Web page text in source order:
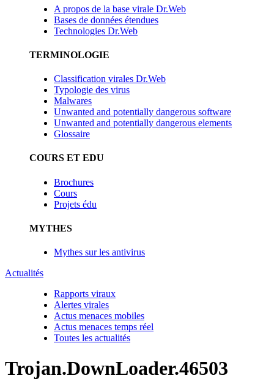
A propos de la base virale Dr.Web
Bases de données étendues
Technologies Dr.Web
TERMINOLOGIE
Classification virales Dr.Web
Typologie des virus
Malwares
Unwanted and potentially dangerous software
Unwanted and potentially dangerous elements
Glossaire
COURS ET EDU
Brochures
Cours
Projets édu
MYTHES
Mythes sur les antivirus
Actualités
Rapports viraux
Alertes virales
Actus menaces mobiles
Actus menaces temps réel
Toutes les actualités
Trojan.DownLoader.46503